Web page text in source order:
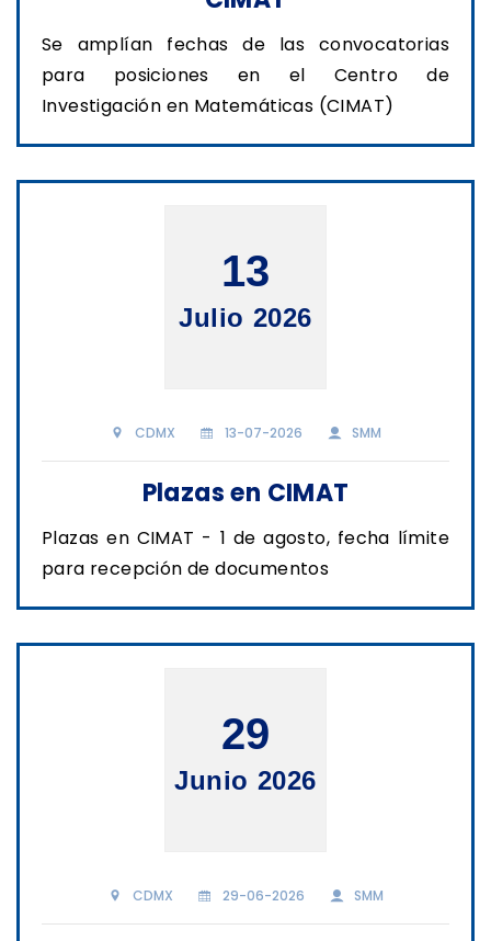
Se amplían fechas de las convocatorias
para posiciones en el Centro de
Investigación en Matemáticas (CIMAT)
13
Julio 2026
CDMX 13-07-2026 SMM
Plazas en CIMAT
Plazas en CIMAT - 1 de agosto, fecha límite
para recepción de documentos
29
Junio 2026
CDMX 29-06-2026 SMM